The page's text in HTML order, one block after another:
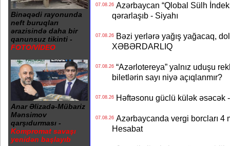
Binəqədi rayonunda
neft buruqları
ərazisində daha bir
qanunsuz tikinti -
FOTO/VİDEO
Anar Əlizadə-Mübariz
Mənsimov
qarşıdurması -
Kompromat savaşı
yenidən başlayıb
07.08.26Azərbaycan “Qlobal Sülh
qərarlaşıb - Siyahı
07.08.26Bəzi yerlərə yağış yağacaq,
XƏBƏRDARLIQ
07.08.26“Azərlotereya” yalnız uduşu
biletlərin sayı niyə açıqlanmır?
07.08.26Həftəsonu güclü külək əsəcək
07.08.26Azərbaycanda vergi borcları 4
Hesabat